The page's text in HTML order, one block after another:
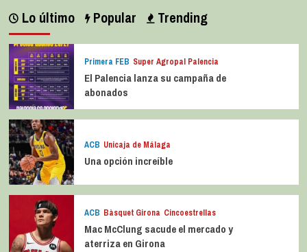
Lo último Popular Trending
Primera FEB Super Agropal Palencia
El Palencia lanza su campaña de
abonados
ACB Unicaja de Málaga
Una opción increíble
ACB Bàsquet Girona Cincoestrellas
Mac McClung sacude el mercado y
aterriza en Girona